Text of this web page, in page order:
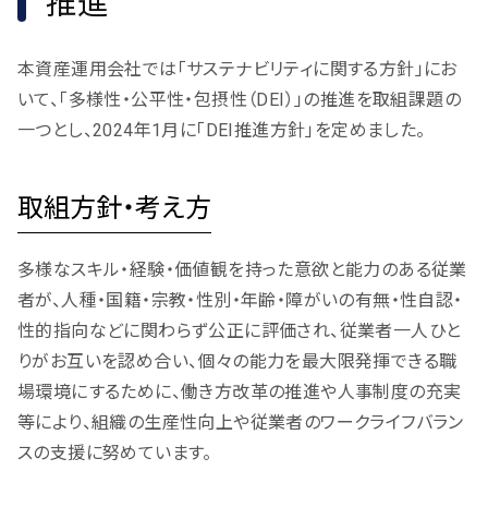
本資産運用会社では「サステナビリティに関する方針」にお
いて、「多様性・公平性・包摂性（DEI）」の推進を取組課題の
一つとし、2024年1月に「DEI推進方針」を定めました。
取組方針・考え方
多様なスキル・経験・価値観を持った意欲と能力のある従業
者が、人種・国籍・宗教・性別・年齢・障がいの有無・性自認・
性的指向などに関わらず公正に評価され、従業者一人ひと
りがお互いを認め合い、個々の能力を最大限発揮できる職
場環境にするために、働き方改革の推進や人事制度の充実
等により、組織の生産性向上や従業者のワークライフバラン
スの支援に努めています。